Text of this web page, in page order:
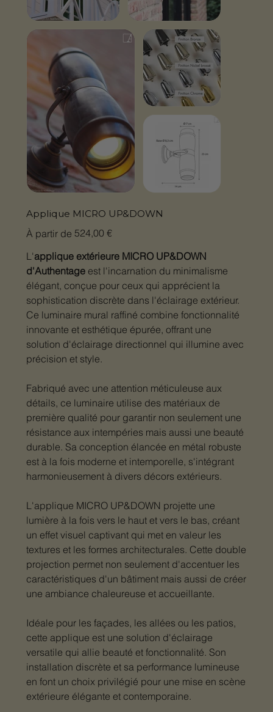
Applique MICRO UP&DOWN
À partir de Prix
524,00 €
L'applique extérieure MICRO UP&DOWN
d'Authentageest l'incarnation du minimalisme
élégant, conçue pour ceux qui apprécient la
sophistication discrète dans l'éclairage extérieur.
Ce luminaire mural raffiné combine fonctionnalité
innovante et esthétique épurée, offrant une
solution d'éclairage directionnel qui illumine avec
précision et style.
Fabriqué avec une attention méticuleuse aux
détails, ce luminaire utilise des matériaux de
première qualité pour garantir non seulement une
résistance aux intempéries mais aussi une beauté
durable. Sa conception élancée en métal robuste
est à la fois moderne et intemporelle, s'intégrant
harmonieusement à divers décors extérieurs.
L'applique MICRO UP&DOWN projette une
lumière à la fois vers le haut et vers le bas, créant
un effet visuel captivant qui met en valeur les
textures et les formes architecturales. Cette double
projection permet non seulement d'accentuer les
caractéristiques d'un bâtiment mais aussi de créer
une ambiance chaleureuse et accueillante.
Idéale pour les façades, les allées ou les patios,
cette applique est une solution d'éclairage
versatile qui allie beauté et fonctionnalité. Son
installation discrète et sa performance lumineuse
en font un choix privilégié pour une mise en scène
extérieure élégante et contemporaine.